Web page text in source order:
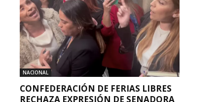
NACIONAL
CONFEDERACIÓN DE FERIAS LIBRES
RECHAZA EXPRESIÓN DE SENADORA